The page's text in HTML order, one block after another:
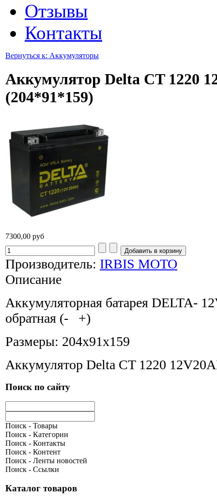
Отзывы
Контакты
Вернуться к: Аккумуляторы
Аккумулятор Delta CT 1220
(204*91*159)
7300,00 руб
Производитель: IRBIS MOTO
Описание
Аккумуляторная батарея DELTA-
обратная (- +)
Размеры: 204х91х159
Аккумулятор Delta CT 1220
Поиск по сайту
Поиск - Товары
Поиск - Категории
Поиск - Контакты
Поиск - Контент
Поиск - Ленты новостей
Поиск - Ссылки
Каталог товаров